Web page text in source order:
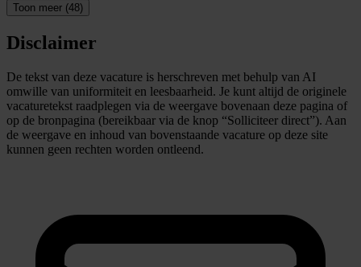
Toon meer (48)
Disclaimer
De tekst van deze vacature is herschreven met behulp van AI
omwille van uniformiteit en leesbaarheid. Je kunt altijd de originele
vacaturetekst raadplegen via de weergave bovenaan deze pagina of
op de bronpagina (bereikbaar via de knop “Solliciteer direct”). Aan
de weergave en inhoud van bovenstaande vacature op deze site
kunnen geen rechten worden ontleend.